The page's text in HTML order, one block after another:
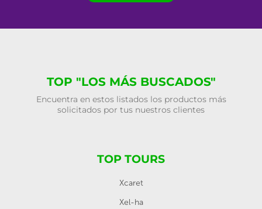
TOP "LOS MÁS BUSCADOS"
Encuentra en estos listados los productos más
solicitados por tus nuestros clientes
TOP TOURS
Xcaret
Xel-ha